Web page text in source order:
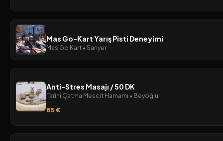
Mas Go-Kart Yarış Pisti Deneyimi
Mas Go Kart • Sarıyer
Anti-Stres Masajı / 50 DK
Tarihi Çatma Mescit Hamamı • Beyoğlu
85 €